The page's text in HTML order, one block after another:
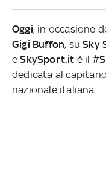
Oggi, in occasione
Gigi Buffon, suSky
eSkySport.it è il #
dedicata al
nazionale italiana.